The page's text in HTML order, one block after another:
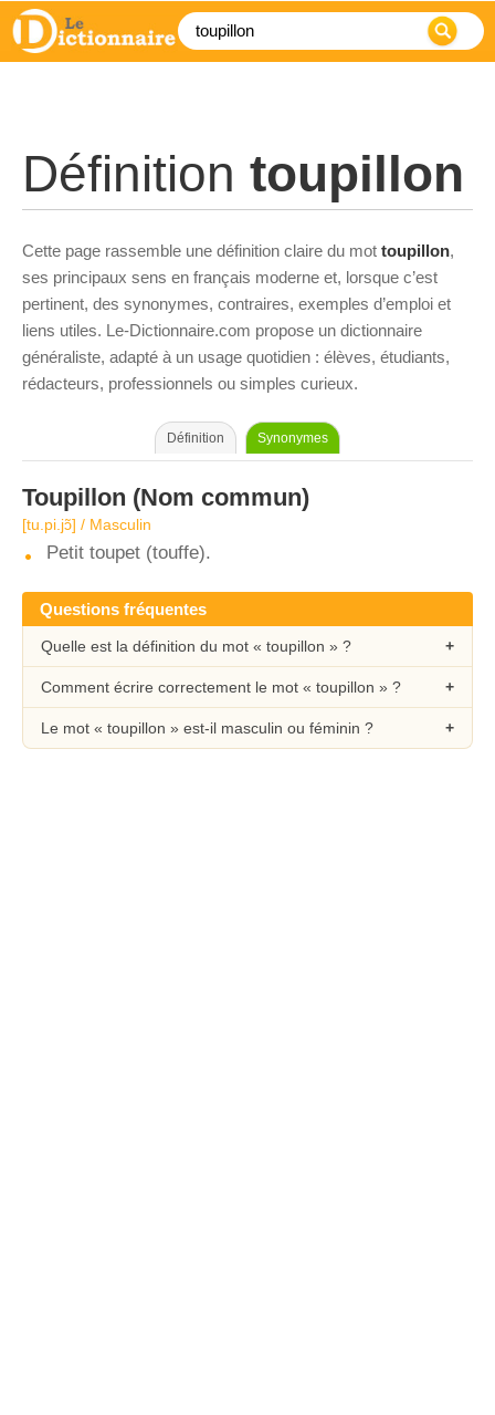
Définition toupillon
Cette page rassemble une définition claire du mot toupillon,
ses principaux sens en français moderne et, lorsque c’est
pertinent, des synonymes, contraires, exemples d’emploi et
liens utiles. Le-Dictionnaire.com propose un dictionnaire
généraliste, adapté à un usage quotidien : élèves, étudiants,
rédacteurs, professionnels ou simples curieux.
Définition Synonymes
Toupillon (Nom commun)
[tu.pi.jɔ̃] / Masculin
Petit toupet (touffe).
Questions fréquentes
Quelle est la définition du mot « toupillon » ?
Comment écrire correctement le mot « toupillon » ?
Le mot « toupillon » est-il masculin ou féminin ?